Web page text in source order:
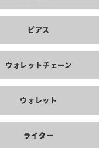
ピアス
ウォレットチェーン
ウォレット
ライター